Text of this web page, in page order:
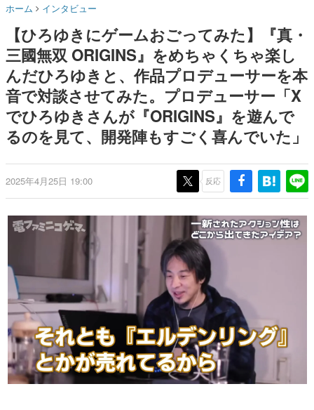
名作ゲームクリエイターの方々に製作時のエピソードをお
きます。
赫本
この物語を解いてはいけない。『赫本』は、〈試験問題〉
の形をした短編ホラー小説集です。
新世代に訊く
これからのデジタルゲーム市場を担う若きクリエイター達
の姿を追い、彼らのルーツと情熱を探っていきます。
ゲーム世代の作家たち
ゲームに多大な影響を受けた作家さんに取材し、ゲームが
日本のコンテンツ産業やカルチャーに与えた影響を探る企
画です。
日本モバイルゲーム産業史
日本のモバイルゲーム史における主要なトピック・タイト
ルを網羅するほか、開発者へのインタビューや識者による
解説を掲載。約20年の歴史が一望できる決定版！
若ゲのいたり〜ゲームクリエイターの青春〜
『うつヌケ』『ペンと箸』等で知られるマンガ家・田中圭
一先生によるゲーム業界レポートマンガです。
なんでゲームは面白い？
ゲーム開発者・hamatsu氏がゲームの魅力を画面や操作の
具体的な形から解き明かしていく、硬派で骨太な評論連載
です。
ークやジオン公国軍のエンブレ
ム、型式番号などを配置
Switch向けにリリース予定
ホーム インタビュー
【ひろゆきにゲームおごってみた】『真・
三國無双 ORIGINS』をめちゃくちゃ楽し
んだひろゆきと、作品プロデューサーを本
音で対談させてみた。プロデューサー「X
でひろゆきさんが『ORIGINS』を遊んで
るのを見て、開発陣もすごく喜んでいた」
2025年4月25日 19:00 反応